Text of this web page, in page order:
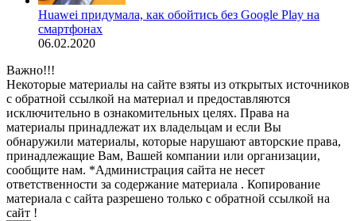
Huawei придумала, как обойтись без Google Play на
смартфонах
06.02.2020
Важно!!!
Некоторые материалы на сайте взяты из открытых источников
с обратной ссылкой на материал и предоставляются
исключительно в ознакомительных целях. Права на
материалы принадлежат их владельцам и если Вы
обнаружили материалы, которые нарушают авторские права,
принадлежащие Вам, Вашей компании или организации,
сообщите нам. *Администрация сайта не несет
ответственности за содержание материала . Копирование
материала с сайта разрешено только с обратной ссылкой на
сайт !